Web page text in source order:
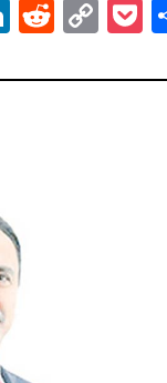
LinkedIn
Reddit